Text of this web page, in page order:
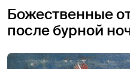
Божественные
после бурной